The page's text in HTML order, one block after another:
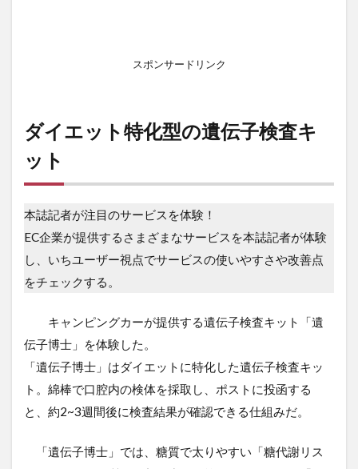
スポンサードリンク
ダイエット特化型の遺伝子検査キ
ット
本誌記者が注目のサービスを体験！
EC企業が提供するさまざまなサービスを本誌記者が体験
し、いちユーザー視点でサービスの使いやすさや改善点
をチェックする。
キャンピングカーが提供する遺伝子検査キット「遺
伝子博士」を体験した。
「遺伝子博士」はダイエットに特化した遺伝子検査キッ
ト。綿棒で口腔内の検体を採取し、ポストに投函する
と、約2~3週間後に検査結果が確認できる仕組みだ。
「遺伝子博士」では、糖質で太りやすい「糖代謝リス